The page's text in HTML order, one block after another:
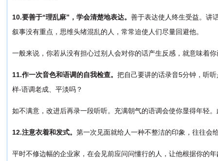
10.要善于“理乱麻”，学会清楚地表达。 善于表达使人终生受益。讲
叙事没有重点，思维头绪混乱的人，常常迫使人们尽量回避他。
一般来说，你若从没有担心过别人会对你的话产生反感，就意味着
11.作一次音色和语调的自我检查。 把自己要讲的话录音5分钟，听
样-语调老成、平淡吗？
如不满意，改进后再录一段听听。充满朝气的语调会使你显得年轻
12.注意衣着和发式。 第一次见面就给人一种不整洁的印象，往往会
平时不修边幅的企业家，在会见前应问问懂行的人，让他根据你的